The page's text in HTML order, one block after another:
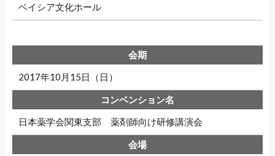
ベイシア文化ホール
2017年10月15日（日）
日本薬学会関東支部 薬剤師向け研修講演会